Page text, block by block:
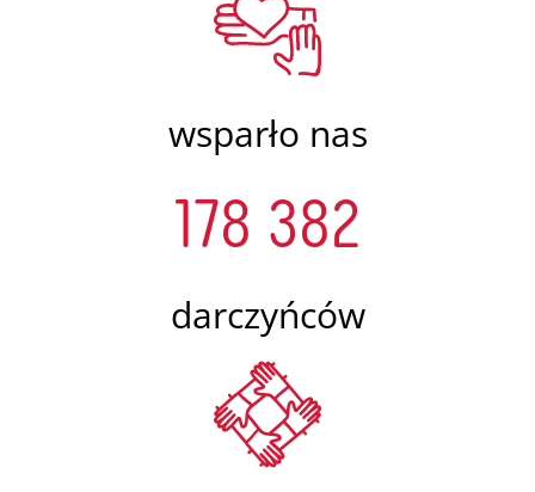
wsparło nas
178 382
darczyńców